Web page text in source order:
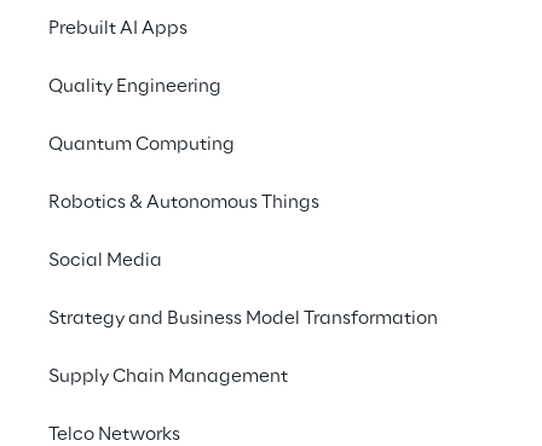
Prebuilt AI Apps
Quality Engineering
Quantum Computing
Robotics & Autonomous Things
Social Media
Strategy and Business Model Transformation
Supply Chain Management
Telco Networks
L'IA : une aubaine et un fléau
Sécurité pour l'IA
UNE PRÉSENTATION